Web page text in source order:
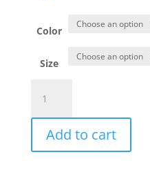
Color
Size
Bra
Wanita
Size
Add to cart